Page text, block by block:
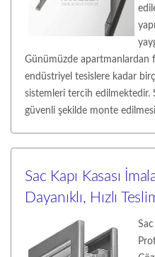
Günümüzde apartmanlardan
endüstriyel tesislere kadar
sistemleri tercih edilmektedir.
güvenli şekilde monte
Sac Kapı Kasası
Dayanıklı, Hızlı
Sac